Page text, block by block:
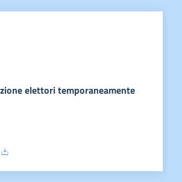
elettori temporaneamente
ELETTORI TEMPORANEAMENTE ALL’ESTERO